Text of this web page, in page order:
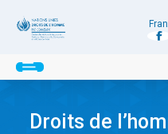
Droits de